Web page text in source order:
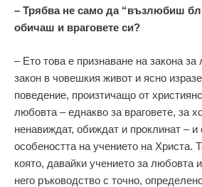
– Трябва не само да “възлюбиш
обичаш и враговете си?
– Ето това е признаване на закона
закон в човешкия живот и ясно
поведение, произтичащо от
любовта – еднакво за враговете, за
ненавиждат, обиждат и проклинат – и
особеността на учението на Христа.
която, давайки учението за любовта
него ръководство с точно,